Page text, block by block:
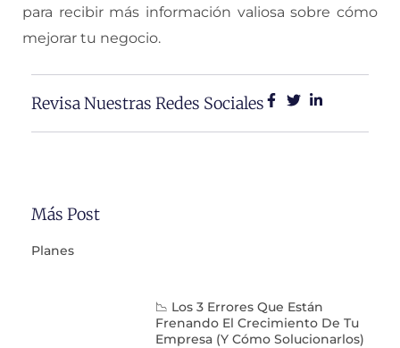
para recibir más información valiosa sobre cómo
mejorar tu negocio.
Revisa Nuestras Redes Sociales
Más Post
Planes
📉 Los 3 Errores Que Están
Frenando El Crecimiento De Tu
Empresa (y Cómo Solucionarlos)